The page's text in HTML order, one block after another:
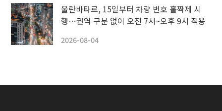
울란바타르, 15일부터 차량 번호 홀짝제 시
행…권역 구분 없이 오전 7시~오후 9시 적용
2026-08-04